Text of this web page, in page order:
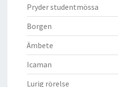
Pryder studentmössa
Borgen
Ämbete
Icaman
Lurig rörelse